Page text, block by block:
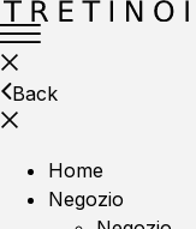
Back
Home
Negozio